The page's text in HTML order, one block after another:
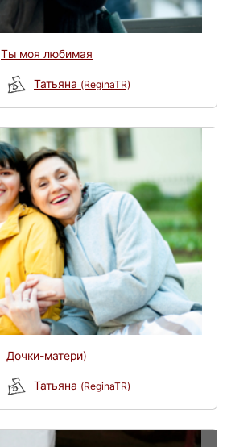
Ты моя любимая
Татьяна (ReginaTR)
Дочки-матери)
Татьяна (ReginaTR)